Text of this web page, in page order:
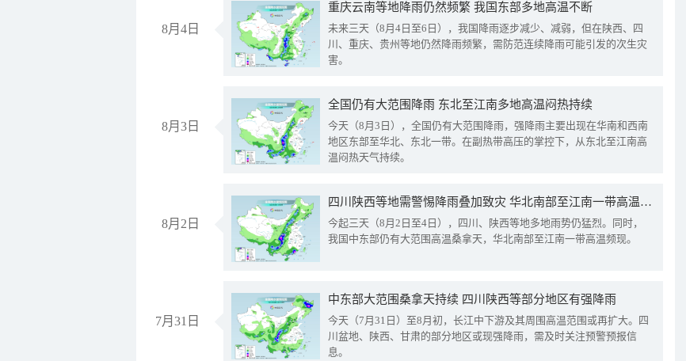
8月4日
重庆云南等地降雨仍然频繁 我国东部多地高温不断
未来三天（8月4日至6日），我国降雨逐步减少、减弱，但在陕西、四
川、重庆、贵州等地仍然降雨频繁，需防范连续降雨可能引发的次生灾
害。
8月3日
全国仍有大范围降雨 东北至江南多地高温闷热持续
今天（8月3日），全国仍有大范围降雨，强降雨主要出现在华南和西南
地区东部至华北、东北一带。在副热带高压的掌控下，从东北至江南高
温闷热天气持续。
8月2日
四川陕西等地需警惕降雨叠加致灾 华北南部至江南一带高温频现
今起三天（8月2日至4日），四川、陕西等地多地雨势仍猛烈。同时，
我国中东部仍有大范围高温桑拿天，华北南部至江南一带高温频现。
7月31日
中东部大范围桑拿天持续 四川陕西等部分地区有强降雨
今天（7月31日）至8月初，长江中下游及其周围高温范围或再扩大。四
川盆地、陕西、甘肃的部分地区或现强降雨，需及时关注预警预报信
息。